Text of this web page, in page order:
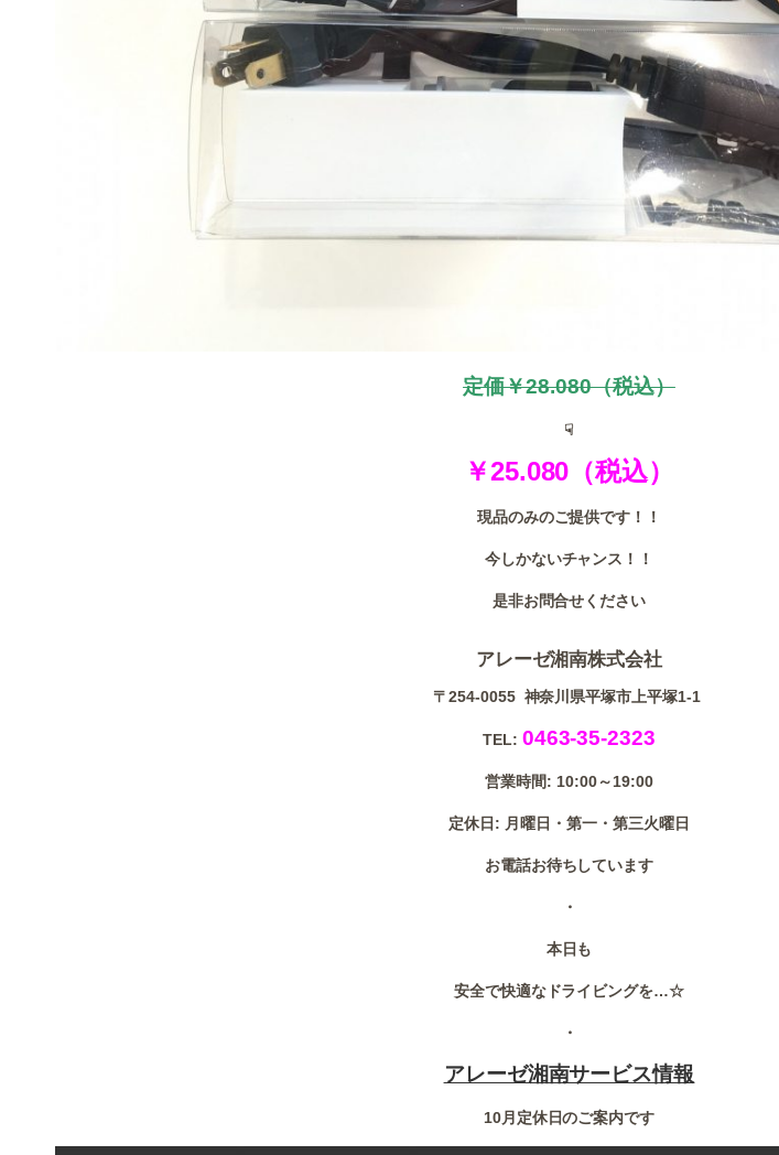
定価￥28.080（税込）
☟
￥25.080（税込）
現品のみのご提供です！！
今しかないチャンス！！
是非お問合せください
アレーゼ湘南株式会社
〒254-0055 神奈川県平塚市上平塚1-1
TEL: 0463-35-2323
営業時間: 10:00～19:00
定休日: 月曜日・第一・第三火曜日
お電話お待ちしています
・
本日も
安全で快適なドライビングを…☆
・
アレーゼ湘南サービス情報
10月定休日のご案内です